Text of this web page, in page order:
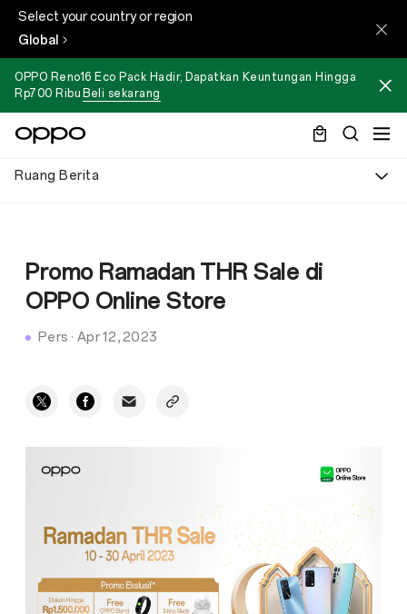
Select your country or region
Global
OPPO Reno16 Eco Pack Hadir, Dapatkan Keuntungan Hingga
Rp700 Ribu Beli sekarang
Ruang Berita
Promo Ramadan THR Sale di
OPPO Online Store
Pers · Apr 12, 2023